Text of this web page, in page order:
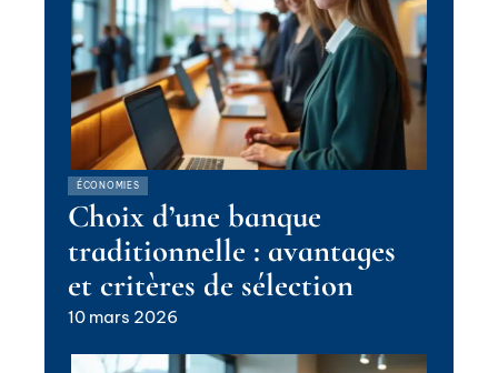
ÉCONOMIES
Choix d’une banque
traditionnelle : avantages
et critères de sélection
10 mars 2026